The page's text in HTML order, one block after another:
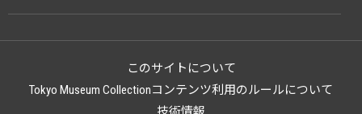
このサイトについて
Tokyo Museum Collectionコンテンツ利用のルールについて